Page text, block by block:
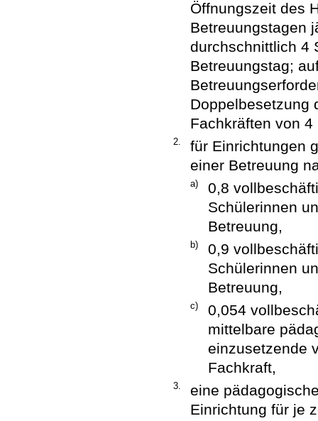
Öffnungszeit des
Betreuungstagen
durchschnittlich 4
Betreuungstag;
Doppelbesetzung
Fachkräften von 4
2.
für Einrichtungen
einer Betreuung
a)
0,8
Schülerinnen
Betreuung,
b)
0,9
Schülerinnen
Betreuung,
c)
0,054
mittelbare
einzusetzende
Fachkraft,
3.
eine
Einrichtung für je